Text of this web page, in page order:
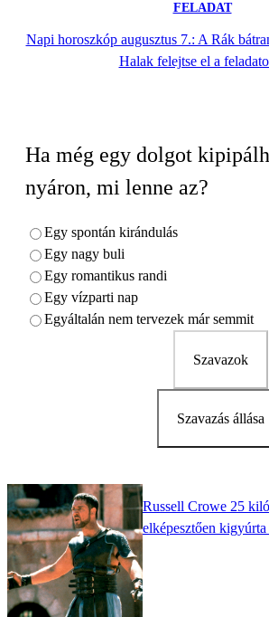
FELADAT
Napi horoszkóp augusztus 7.: A Rák
Halak felejtse el a
Ha még egy dolgot
nyáron, mi lenne az?
Egy spontán kirándulás
Egy nagy buli
Egy romantikus randi
Egy vízparti nap
Egyáltalán nem tervezek már semmit
Szavazok
Szavazás állása
Russell Crowe 25
elképesztően